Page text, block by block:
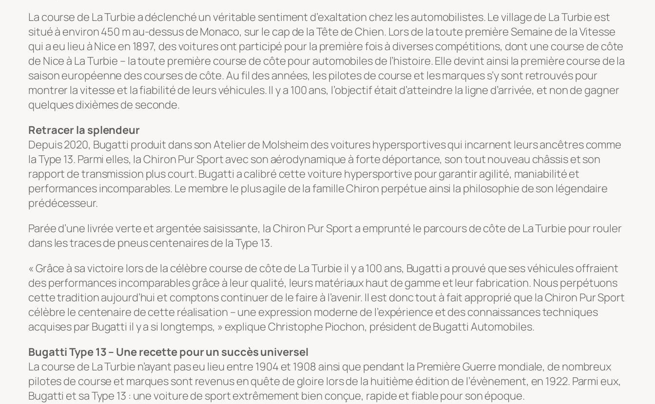
La course de La Turbie a déclenché un véritable sentiment d’exaltation chez les automobilistes. Le village de La Turbie est
situé à environ 450 m au-dessus de Monaco, sur le cap de la Tête de Chien. Lors de la toute première Semaine de la Vitesse
qui a eu lieu à Nice en 1897, des voitures ont participé pour la première fois à diverses compétitions, dont une course de côte
de Nice à La Turbie – la toute première course de côte pour automobiles de l’histoire. Elle devint ainsi la première course de la
saison européenne des courses de côte. Au fil des années, les pilotes de course et les marques s’y sont retrouvés pour
montrer la vitesse et la fiabilité de leurs véhicules. Il y a 100 ans, l’objectif était d’atteindre la ligne d’arrivée, et non de gagner
quelques dixièmes de seconde.
Retracer la splendeur
Depuis 2020, Bugatti produit dans son Atelier de Molsheim des voitures hypersportives qui incarnent leurs ancêtres comme
la Type 13. Parmi elles, la Chiron Pur Sport avec son aérodynamique à forte déportance, son tout nouveau châssis et son
rapport de transmission plus court. Bugatti a calibré cette voiture hypersportive pour garantir agilité, maniabilité et
performances incomparables. Le membre le plus agile de la famille Chiron perpétue ainsi la philosophie de son légendaire
prédécesseur.
Parée d’une livrée verte et argentée saisissante, la Chiron Pur Sport a emprunté le parcours de côte de La Turbie pour rouler
dans les traces de pneus centenaires de la Type 13.
« Grâce à sa victoire lors de la célèbre course de côte de La Turbie il y a 100 ans, Bugatti a prouvé que ses véhicules offraient
des performances incomparables grâce à leur qualité, leurs matériaux haut de gamme et leur fabrication. Nous perpétuons
cette tradition aujourd’hui et comptons continuer de le faire à l’avenir. Il est donc tout à fait approprié que la Chiron Pur Sport
célèbre le centenaire de cette réalisation – une expression moderne de l’expérience et des connaissances techniques
acquises par Bugatti il y a si longtemps, » explique Christophe Piochon, président de Bugatti Automobiles.
Bugatti Type 13 – Une recette pour un succès universel
La course de La Turbie n’ayant pas eu lieu entre 1904 et 1908 ainsi que pendant la Première Guerre mondiale, de nombreux
pilotes de course et marques sont revenus en quête de gloire lors de la huitième édition de l’évènement, en 1922. Parmi eux,
Bugatti et sa Type 13 : une voiture de sport extrêmement bien conçue, rapide et fiable pour son époque.